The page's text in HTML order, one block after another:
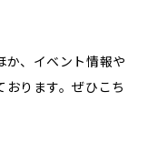
か、イベント情報や
ります。ぜひこち